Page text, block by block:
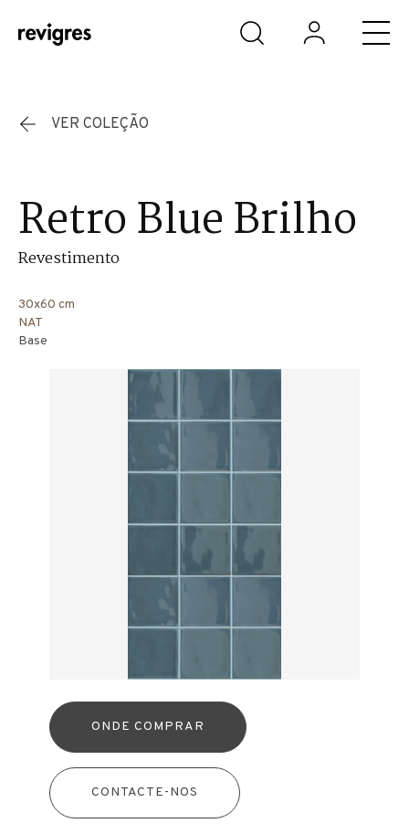
Saltar para o conteúdo principal
VER COLEÇÃO
Retro Blue Brilho
Revestimento
30x60 cm
NAT
Base
ONDE COMPRAR
CONTACTE-NOS